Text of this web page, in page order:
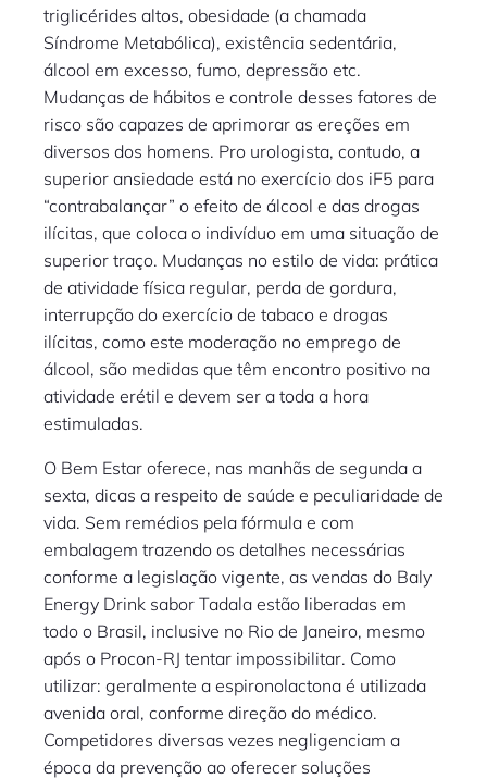
triglicérides altos, obesidade (a chamada
Síndrome Metabólica), existência sedentária,
álcool em excesso, fumo, depressão etc.
Mudanças de hábitos e controle desses fatores de
risco são capazes de aprimorar as ereções em
diversos dos homens. Pro urologista, contudo, a
superior ansiedade está no exercício dos iF5 para
“contrabalançar” o efeito de álcool e das drogas
ilícitas, que coloca o indivíduo em uma situação de
superior traço. Mudanças no estilo de vida: prática
de atividade física regular, perda de gordura,
interrupção do exercício de tabaco e drogas
ilícitas, como este moderação no emprego de
álcool, são medidas que têm encontro positivo na
atividade erétil e devem ser a toda a hora
estimuladas.
O Bem Estar oferece, nas manhãs de segunda a
sexta, dicas a respeito de saúde e peculiaridade de
vida. Sem remédios pela fórmula e com
embalagem trazendo os detalhes necessárias
conforme a legislação vigente, as vendas do Baly
Energy Drink sabor Tadala estão liberadas em
todo o Brasil, inclusive no Rio de Janeiro, mesmo
após o Procon-RJ tentar impossibilitar. Como
utilizar: geralmente a espironolactona é utilizada
avenida oral, conforme direção do médico.
Competidores diversas vezes negligenciam a
época da prevenção ao oferecer soluções